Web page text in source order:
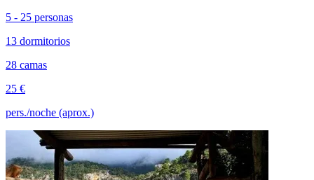
5 - 25 personas
13 dormitorios
28 camas
25 €
pers./noche (aprox.)